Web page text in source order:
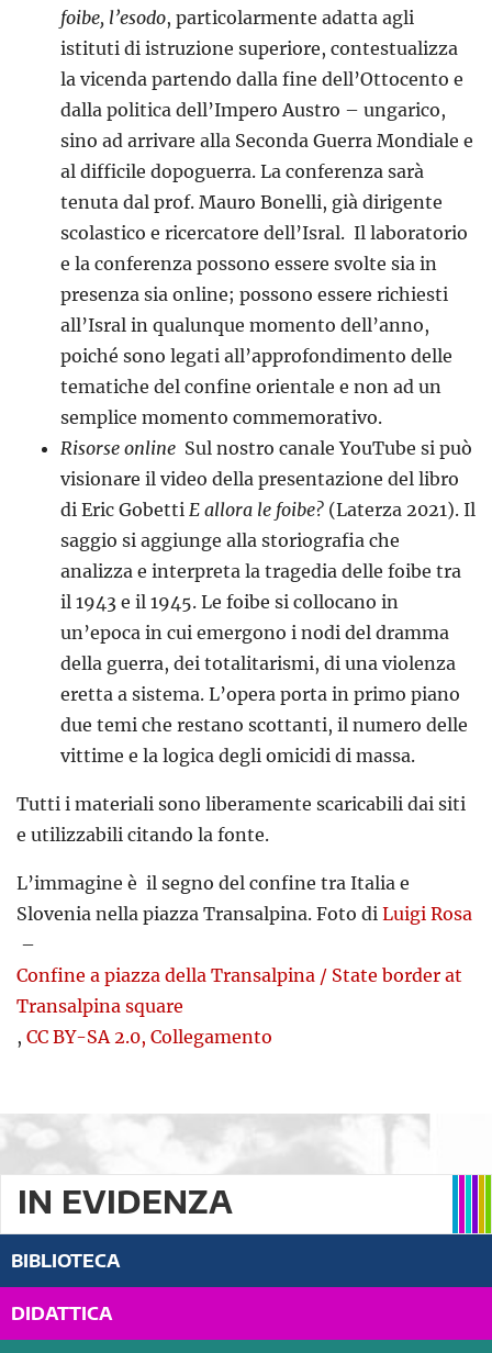
foibe, l’esodo, particolarmente adatta agli
istituti di istruzione superiore, contestualizza
la vicenda partendo dalla fine dell’Ottocento e
dalla politica dell’Impero Austro – ungarico,
sino ad arrivare alla Seconda Guerra Mondiale e
al difficile dopoguerra. La conferenza sarà
tenuta dal prof. Mauro Bonelli, già dirigente
scolastico e ricercatore dell’Isral. Il laboratorio
e la conferenza possono essere svolte sia in
presenza sia online; possono essere richiesti
all’Isral in qualunque momento dell’anno,
poiché sono legati all’approfondimento delle
tematiche del confine orientale e non ad un
semplice momento commemorativo.
Risorse online Sul nostro canale YouTube si può
visionare il video della presentazione del libro
di Eric Gobetti E allora le foibe? (Laterza 2021). Il
saggio si aggiunge alla storiografia che
analizza e interpreta la tragedia delle foibe tra
il 1943 e il 1945. Le foibe si collocano in
un’epoca in cui emergono i nodi del dramma
della guerra, dei totalitarismi, di una violenza
eretta a sistema. L’opera porta in primo piano
due temi che restano scottanti, il numero delle
vittime e la logica degli omicidi di massa.
Tutti i materiali sono liberamente scaricabili dai siti
e utilizzabili citando la fonte.
L’immagine è il segno del confine tra Italia e
Slovenia nella piazza Transalpina. Foto di Luigi Rosa
–
Confine a piazza della Transalpina / State border at
Transalpina square
, CC BY-SA 2.0, Collegamento
IN EVIDENZA
BIBLIOTECA
DIDATTICA